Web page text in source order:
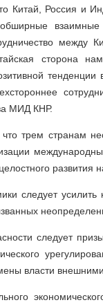
Китай, Россия и
взаимные
сторона
тенденции
МИД КНР.
трем странам
следует
следует
власти